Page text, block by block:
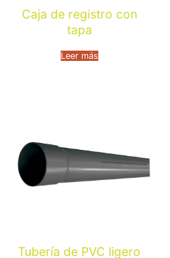
Caja de registro con
tapa
Leer más
Tubería de PVC ligero